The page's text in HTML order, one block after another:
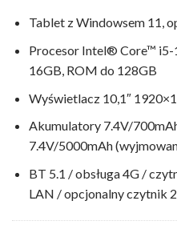
Tablet z Windowsem 11,
Procesor Intel® Core™
16GB, ROM do 128GB
Wyświetlacz 10,1″
Akumulatory 7.4V/
7.4V/5000mAh
BT 5.1 / obsługa 4G /
LAN / opcjonalny czytnik